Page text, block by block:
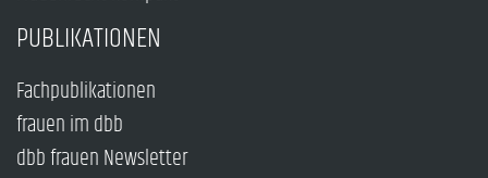
PUBLIKATIONEN
Fachpublikationen
frauen im dbb
dbb frauen Newsletter